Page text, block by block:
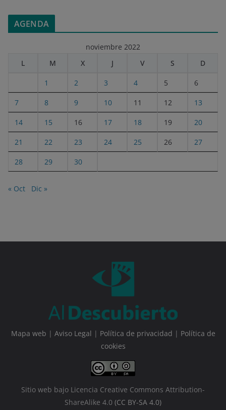
AGENDA
noviembre 2022
L
M X J V S D
1 2 3 4 5 6
7 8 9 10 11 12 13
14 15 16 17 18 19 20
21 22 23 24 25 26 27
28 29 30
« Oct Dic »
Mapa web | Aviso Legal | Política de privacidad | Política de
cookies
Sitio web bajo Licencia Creative Commons Attribution-
ShareAlike 4.0 (CC BY-SA 4.0)